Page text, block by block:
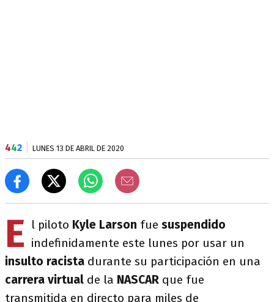
442 LUNES 13 DE ABRIL DE 2020
E l piloto Kyle Larson fue suspendido
indefinidamente este lunes por usar un
insulto racista durante su participación en una
carrera virtual de la NASCAR que fue
transmitida en directo para miles de